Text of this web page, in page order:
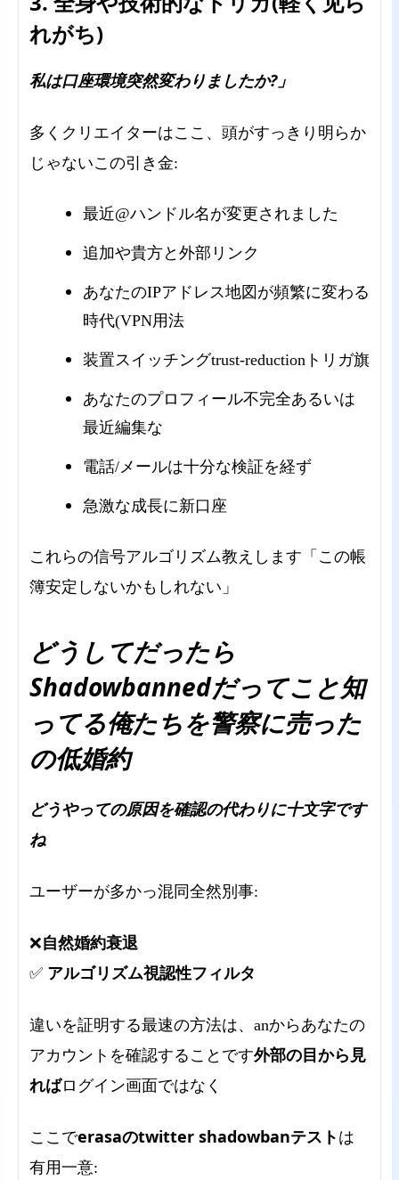
れがち)
私は口座環境突然変わりましたか?」
多くクリエイターはここ、頭がすっきり明らか
じゃないこの引き金:
最近@ハンドル名が変更されました
追加や貴方と外部リンク
あなたのIPアドレス地図が頻繁に変わる
時代(VPN用法
装置スイッチングtrust-reductionトリガ旗
あなたのプロフィール不完全あるいは
最近編集な
電話/メールは十分な検証を経ず
急激な成長に新口座
これらの信号アルゴリズム教えします「この帳
簿安定しないかもしれない」
どうしてだったら
Shadowbannedだってこと知
ってる俺たちを警察に売った
の低婚約
どうやっての原因を確認の代わりに十文字です
ね
ユーザーが多かっ混同全然別事:
❌自然婚約衰退
✅ アルゴリズム視認性フィルタ
違いを証明する最速の方法は、anからあなたの
アカウントを確認することです外部の目から見
ればログイン画面ではなく
ここでerasaのtwitter shadowbanテスト は
有用一意: